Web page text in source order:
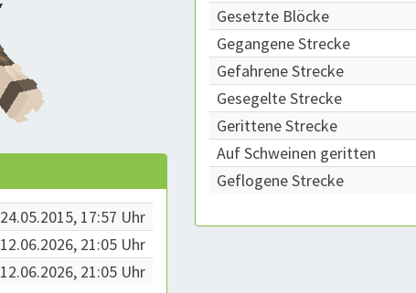
24.05.2015, 17:57 Uhr
12.06.2026, 21:05 Uhr
12.06.2026, 21:05 Uhr
Gesetzte Blöcke
Gegangene Strecke
Gefahrene Strecke
Gesegelte Strecke
Gerittene Strecke
Auf Schweinen geritten
Geflogene Strecke